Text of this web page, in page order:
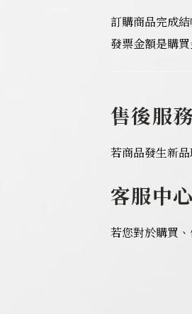
訂購商品完成
發票金額是購
售後服務
若商品發生新
客服中心
若您對於購買